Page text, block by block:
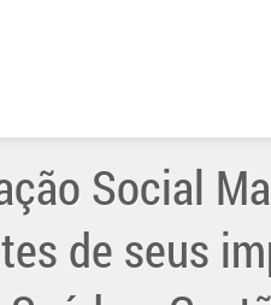
Social
de seus